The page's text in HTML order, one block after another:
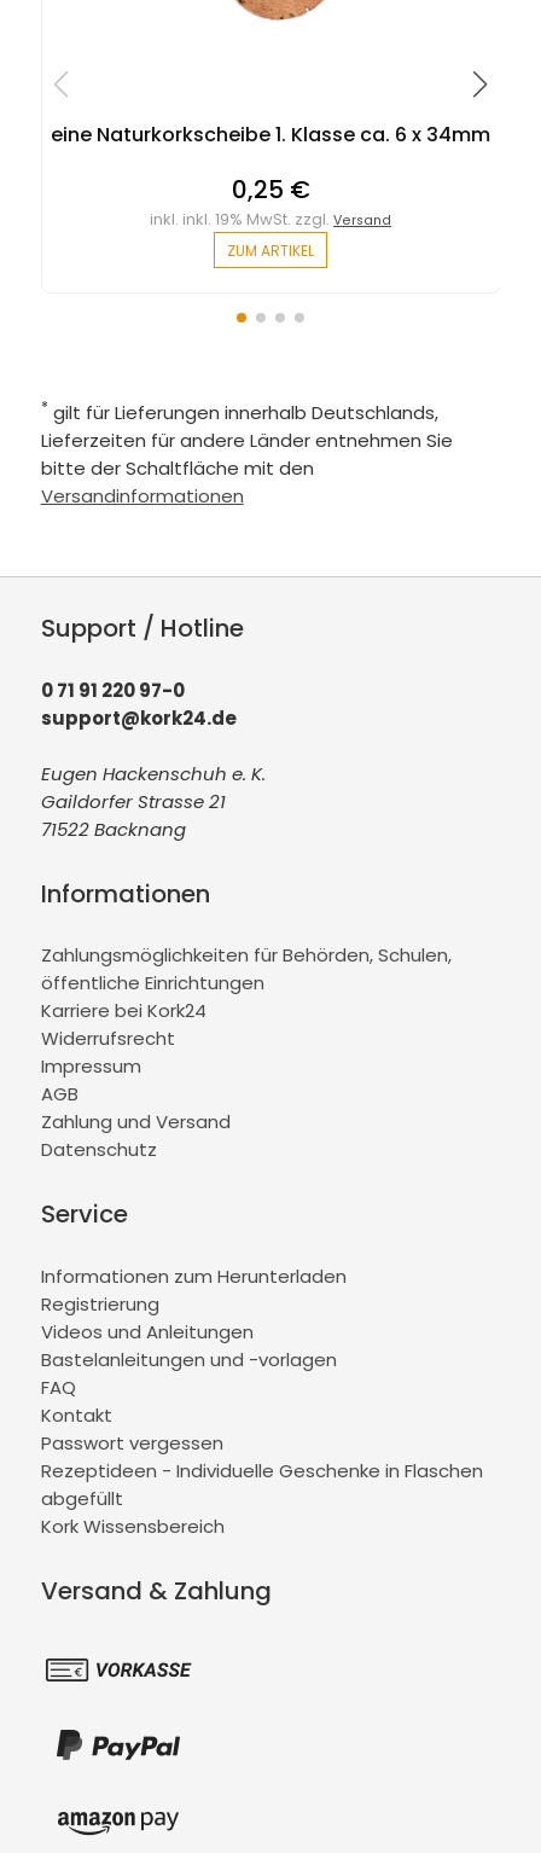
eine Naturkorkscheibe 1. Klasse ca. 6 x 34mm
0,25 €
inkl. inkl. 19% MwSt. zzgl.Versand
ZUM ARTIKEL
* gilt für Lieferungen innerhalb Deutschlands,
Lieferzeiten für andere Länder entnehmen Sie
bitte der Schaltfläche mit den
Versandinformationen
Support / Hotline
0 71 91 220 97-0
support@kork24.de
Eugen Hackenschuh e. K.
Gaildorfer Strasse 21
71522 Backnang
Informationen
Zahlungsmöglichkeiten für Behörden, Schulen,
öffentliche Einrichtungen
Karriere bei Kork24
Widerrufsrecht
Impressum
AGB
Zahlung und Versand
Datenschutz
Service
Informationen zum Herunterladen
Registrierung
Videos und Anleitungen
Bastelanleitungen und -vorlagen
FAQ
Kontakt
Passwort vergessen
Rezeptideen - Individuelle Geschenke in Flaschen
abgefüllt
Kork Wissensbereich
Versand & Zahlung